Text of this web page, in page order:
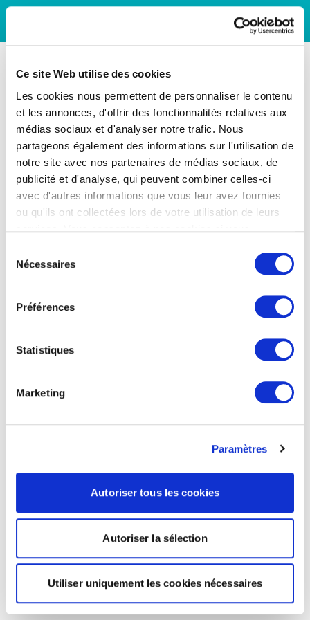
Ce site Web utilise des cookies
Les cookies nous permettent de personnaliser le contenu
et les annonces, d'offrir des fonctionnalités relatives aux
médias sociaux et d'analyser notre trafic. Nous
partageons également des informations sur l'utilisation de
notre site avec nos partenaires de médias sociaux, de
publicité et d'analyse, qui peuvent combiner celles-ci
avec d'autres informations que vous leur avez fournies
ou qu'ils ont collectées lors de votre utilisation de leurs
Nécessaires
Préférences
Statistiques
Marketing
Paramètres
Autoriser tous les cookies
Autoriser la sélection
Utiliser uniquement les cookies nécessaires